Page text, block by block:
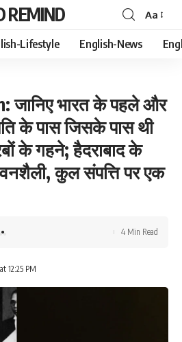
REMIND
Font
Resizer
Aa
Lifestyle English-News
जानिए भारत के पहले और
के पास जिसके पास थी
के गहने; हैदराबाद के
कुल संपत्ति पर एक
12:25 PM
4 Min Read